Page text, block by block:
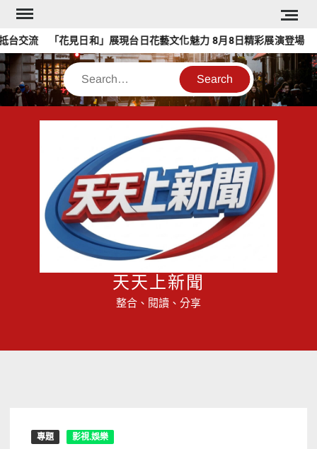
Skip
content
交流 「花見日和」展現台日花藝文化魅力 8月8日精彩展演登場
Search
天天上新聞
整合、閱讀、分享
專題 影視.娛樂